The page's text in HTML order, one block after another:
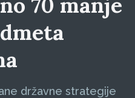
državne strategije